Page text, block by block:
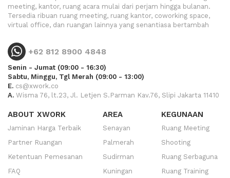
meeting, kantor, ruang acara mulai dari perjam hingga bulanan.
Tersedia ribuan ruang meeting, ruang kantor, coworking space,
virtual office, dan ruangan lainnya yang senantiasa bertambah
+62 812 8900 4848
Senin - Jumat (09:00 - 16:30)
Sabtu, Minggu, Tgl Merah (09:00 - 13:00)
E. cs@xwork.co
A. Wisma 76, lt.23, Jl. Letjen S.Parman Kav.76, Slipi Jakarta 11410
ABOUT XWORK
Jaminan Harga Terbaik
Partner Ruangan
Ketentuan Pemesanan
FAQ
AREA
Senayan
Palmerah
Sudirman
Kuningan
KEGUNAAN
Ruang Meeting
Shooting
Ruang Serbaguna
Ruang Training